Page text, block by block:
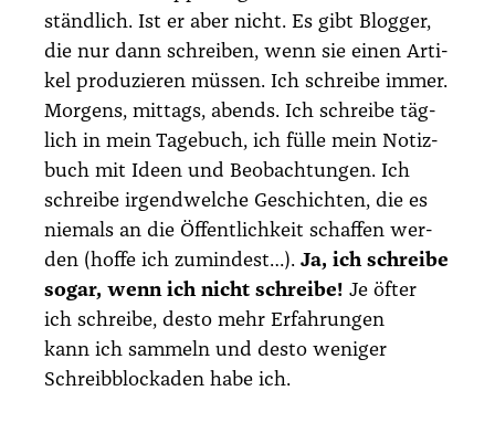
ständ­lich. Ist er aber nicht. Es gibt Blog­ger,
die nur dann schrei­ben, wenn sie einen Arti­
kel pro­du­zie­ren müs­sen. Ich schrei­be immer.
Mor­gens, mit­tags, abends. Ich schrei­be täg­
lich in mein Tage­buch, ich fül­le mein Notiz­
buch mit Ideen und Beob­ach­tun­gen. Ich
schrei­be irgend­wel­che Geschich­ten, die es
nie­mals an die Öffent­lich­keit schaf­fen wer­
den (hof­fe ich zumin­dest…). Ja, ich schrei­be
sogar, wenn ich nicht schrei­be! Je öfter
ich schrei­be, des­to mehr Erfah­run­gen
kann ich sam­meln und des­to weni­ger
Schreib­blo­cka­den habe ich.